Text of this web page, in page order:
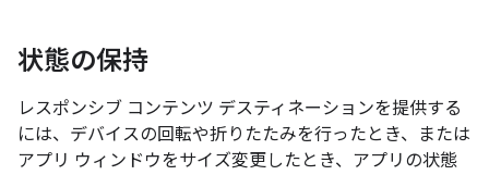
状態の保持
レスポンシブ コンテンツ デスティネーションを提供する
には、デバイスの回転や折りたたみを行ったとき、または
アプリ ウィンドウをサイズ変更したとき、アプリの状態